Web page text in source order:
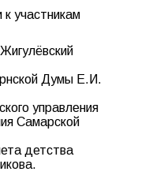
участникам
Думы Е.И.
управления
Самарской
детства